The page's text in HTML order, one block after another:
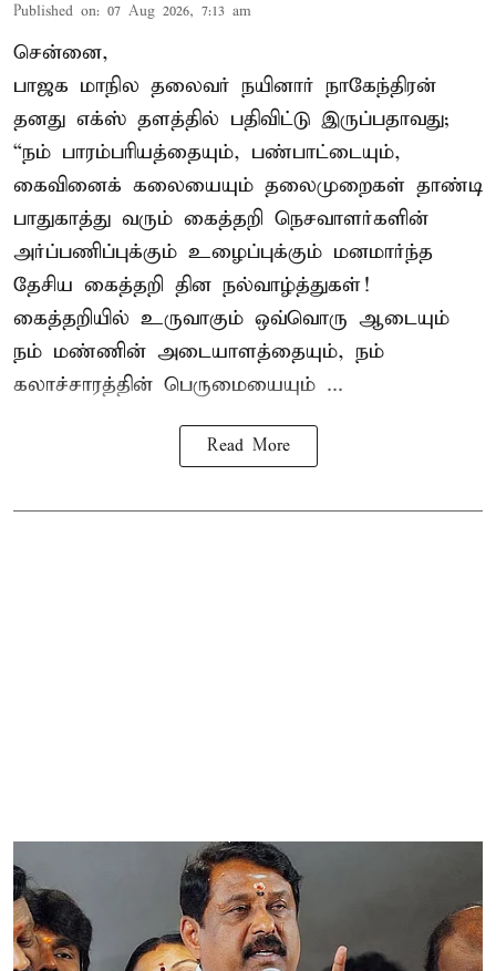
Published on: 07 Aug 2026, 7:13 am
சென்னை,
பாஜக மாநில தலைவர் நயினார் நாகேந்திரன்
தனது எக்ஸ் தளத்தில் பதிவிட்டு இருப்பதாவது;
“நம் பாரம்பரியத்தையும், பண்பாட்டையும்,
கைவினைக் கலையையும் தலைமுறைகள் தாண்டி
பாதுகாத்து வரும் கைத்தறி நெசவாளர்களின்
அர்ப்பணிப்புக்கும் உழைப்புக்கும் மனமார்ந்த
தேசிய கைத்தறி தின நல்வாழ்த்துகள்!
கைத்தறியில் உருவாகும் ஒவ்வொரு ஆடையும்
நம் மண்ணின் அடையாளத்தையும், நம்
கலாச்சாரத்தின் பெருமையையும் ...
Read More